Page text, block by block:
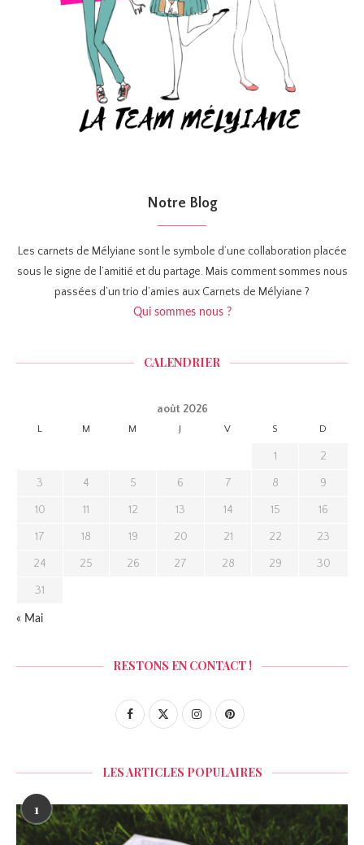
Notre Blog
Les carnets de Mélyiane sont le symbole d’une collaboration placée
sous le signe de l’amitié et du partage. Mais comment sommes nous
passées d’un trio d’amies aux Carnets de Mélyiane ?
Qui sommes nous ?
CALENDRIER
août 2026
L M M J V S D
1 2
3 4 5 6 7 8 9
10 11 12 13 14 15 16
17 18 19 20 21 22 23
24 25 26 27 28 29 30
31
« Mai
RESTONS EN CONTACT !
LES ARTICLES POPULAIRES
1